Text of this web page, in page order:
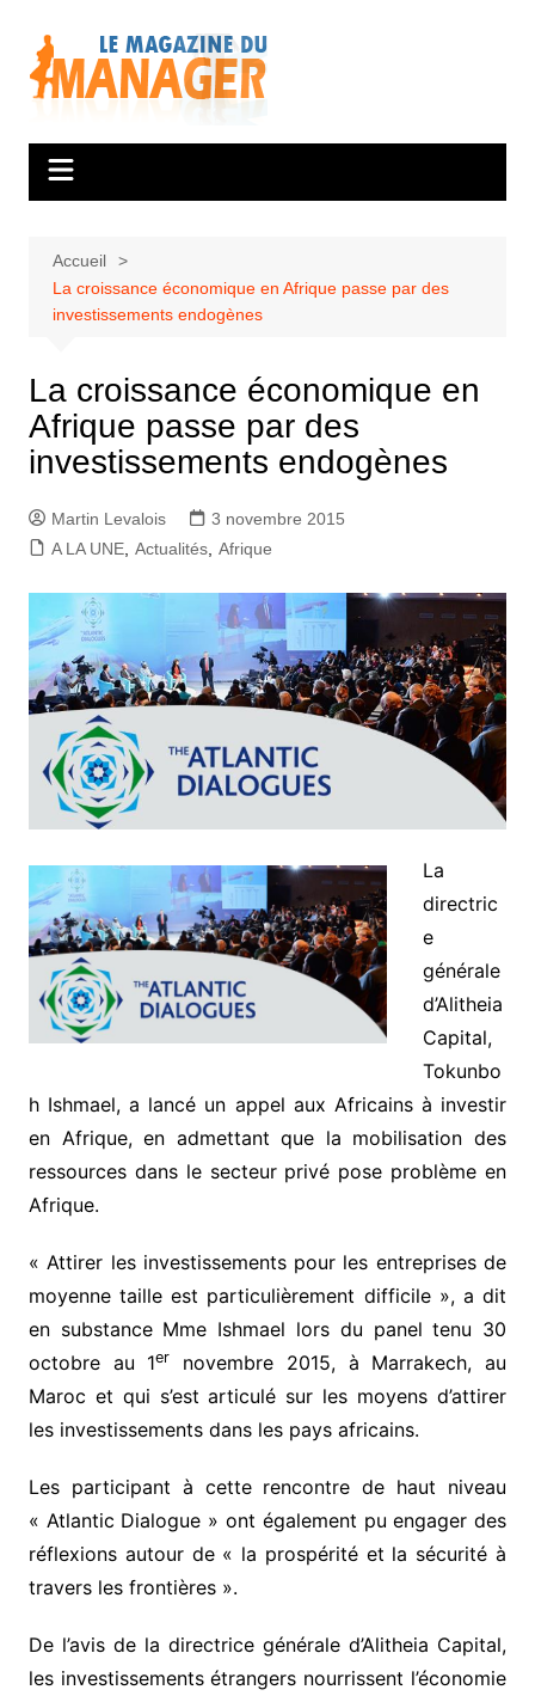
contenu
Accueil
La croissance économique en Afrique passe par des
investissements endogènes
La croissance économique en
Afrique passe par des
investissements endogènes
Martin Levalois
3 novembre 2015
A LA UNE, Actualités, Afrique
La
directric
e
générale
d’Alitheia
Capital,
Tokunbo
h Ishmael, a lancé un appel aux Africains à investir
en Afrique, en admettant que la mobilisation des
ressources dans le secteur privé pose problème en
Afrique.
« Attirer les investissements pour les entreprises de
moyenne taille est particulièrement difficile », a dit
en substance Mme Ishmael lors du panel tenu 30
octobre au 1er
novembre 2015, à Marrakech, au
Maroc et qui s’est articulé sur les moyens d’attirer
les investissements dans les pays africains.
Les participant à cette rencontre de haut niveau
« Atlantic Dialogue » ont également pu engager des
réflexions autour de « la prospérité et la sécurité à
travers les frontières ».
De l’avis de la directrice générale d’Alitheia Capital,
les investissements étrangers nourrissent l’économie